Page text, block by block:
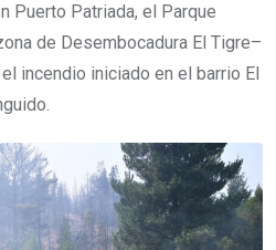
Puerto Patriada, el Parque
de Desembocadura El Tigre–
incendio iniciado en el barrio El